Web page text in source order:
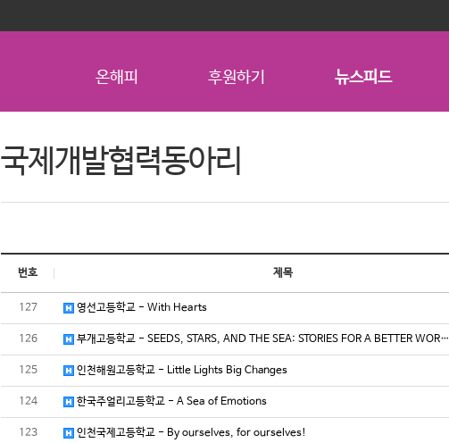
온해피 후원하기 뉴스피드
국제개발협력동아리
번호 제목
127 영선고등학교 - With Hearts
126 부개고등학교 - SEEDS, STARS, AND THE SEA: STORIES FOR A BETTER WOR…
125 인천해원고등학교 - Little Lights Big Changes
124 한국주얼리고등학교 - A Sea of Emotions
123 인천국제고등학교 - By ourselves, for ourselves!